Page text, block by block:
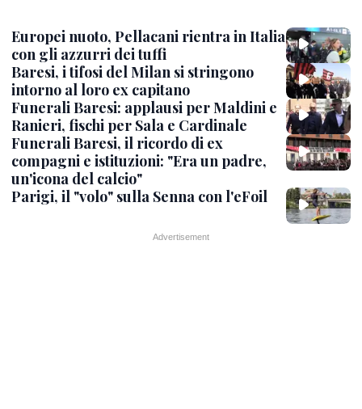
Europei nuoto, Pellacani rientra in Italia
con gli azzurri dei tuffi
Baresi, i tifosi del Milan si stringono
intorno al loro ex capitano
Funerali Baresi: applausi per Maldini e
Ranieri, fischi per Sala e Cardinale
Funerali Baresi, il ricordo di ex
compagni e istituzioni: "Era un padre,
un'icona del calcio"
Parigi, il "volo" sulla Senna con l'eFoil